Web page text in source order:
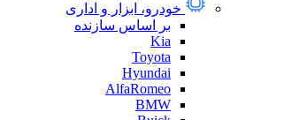
خودرو، ابزار و اداری
بر اساس سازنده
Kia
Toyota
Hyundai
AlfaRomeo
BMW